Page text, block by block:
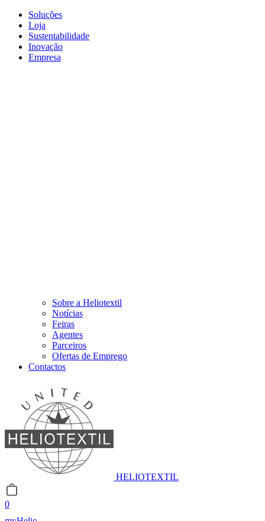
Soluções
Loja
Sustentabilidade
Inovação
Empresa
Sobre a Heliotextil
Notícias
Feiras
Agentes
Parceiros
Ofertas de Emprego
Contactos
HELIOTEXTIL
0